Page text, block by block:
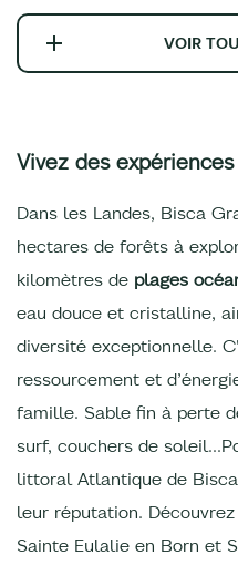
VOIR
Vivez des
Dans les Landes, Bisca
hectares de forêts à
kilomètres de plages
eau douce et cristalline,
diversité exceptionnelle.
ressourcement et
famille. Sable fin à perte
surf, couchers de
littoral Atlantique de
leur réputation.
Sainte Eulalie en Born et